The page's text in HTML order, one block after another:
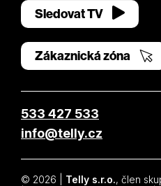
Sledovat TV
Zákaznická zóna
533 427 533
info@telly.cz
© 2026 | Telly s.r.o., člen